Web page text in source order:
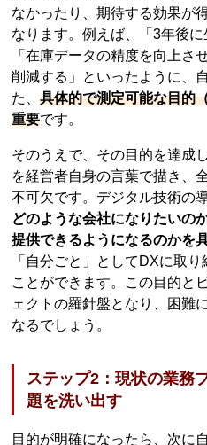
なかったり、期待する効果が
なります。例えば、「3年後に
「在庫データの精度を向上さ
削減する」といったように、
た、具体的で測定可能な目的
重要です。
そのうえで、その目的を達成
を経営者自身の言葉で描き、
不可欠です。デジタル技術の
どのような会社になりたいの
提供できるようになるのかを
「自分ごと」としてDXに取
ことができます。この目的と
ェクトの羅針盤となり、困難
なるでしょう。
ステップ2：現状の業務
題を洗い出す
目的が明確になったら、次に